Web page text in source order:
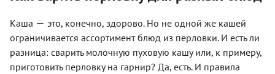
Каша — это, конечно, здорово. Но не одной же кашей
ограничивается ассортимент блюд из перловки. И есть ли
разница: сварить молочную пуховую кашу или, к примеру,
приготовить перловку на гарнир? Да, есть. И правила